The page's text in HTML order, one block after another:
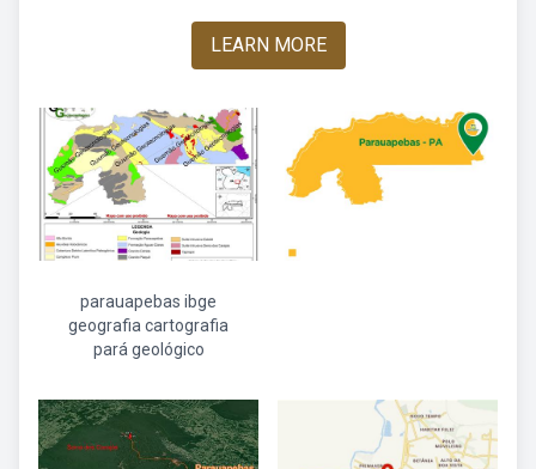
LEARN MORE
parauapebas ibge
geografia cartografia
pará geológico